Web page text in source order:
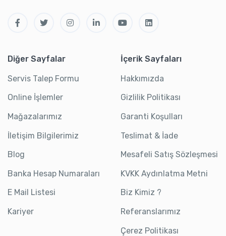
Diğer Sayfalar
Servis Talep Formu
Online İşlemler
Mağazalarımız
İletişim Bilgilerimiz
Blog
Banka Hesap Numaraları
E Mail Listesi
Kariyer
İçerik Sayfaları
Hakkımızda
Gizlilik Politikası
Garanti Koşulları
Teslimat & İade
Mesafeli Satış Sözleşmesi
KVKK Aydınlatma Metni
Biz Kimiz ?
Referanslarımız
Çerez Politikası